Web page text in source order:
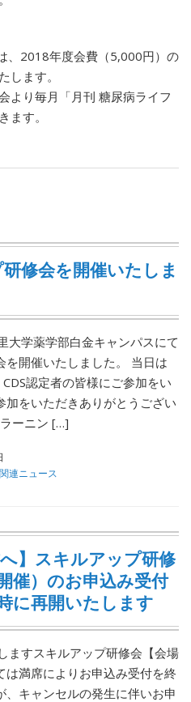
、2018年度会費（5,000円）の
します。
より毎月「月刊 糖尿病ライフ
ます。
修会を開催いたしま
大学薬学部白金キャンパスにて
を開催いたしました。 当日は
認定者の皆様にご参加をい
加をいただきありがとうござい
ーニン […]
連ニュース
へ】スキルアップ研修
催）のお申込み受付
に再開いたします
ますスキルアップ研修会【会場
は満席によりお申込み受付を終
、キャンセルの発生に伴いお申